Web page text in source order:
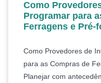
Como
Programar para
Ferragens e Pré-
Como Provedores de
para as Compras de
Planejar com